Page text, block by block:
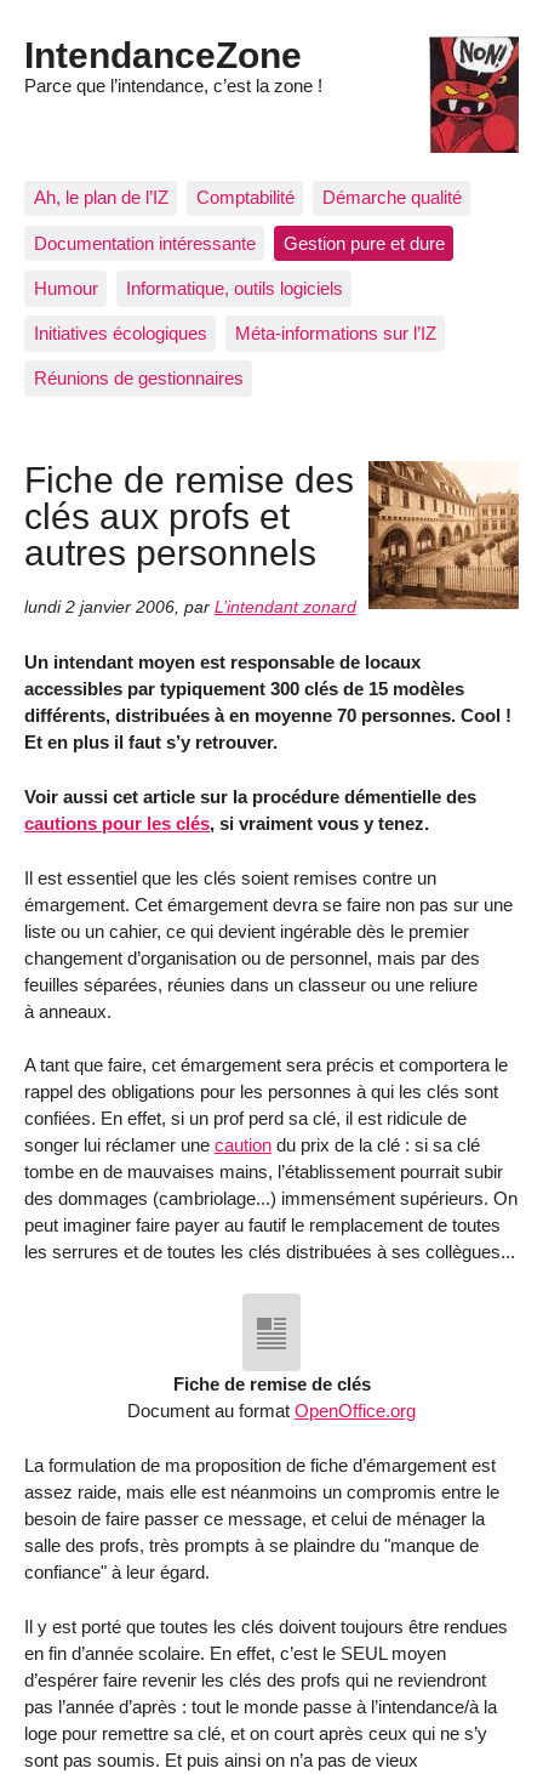
IntendanceZone
Parce que l’intendance, c’est la zone !
Ah, le plan de l’IZ Comptabilité Démarche qualité
Documentation intéressante Gestion pure et dure
Humour Informatique, outils logiciels
Initiatives écologiques Méta-informations sur l’IZ
Réunions de gestionnaires
Fiche de remise des
clés aux profs et
autres personnels
lundi 2 janvier 2006 par L’intendant zonard
Un intendant moyen est responsable de locaux
accessibles par typiquement 300 clés de 15 modèles
différents, distribuées à en moyenne 70 personnes. Cool !
Et en plus il faut s’y retrouver.
Voir aussi cet article sur la procédure démentielle des
cautions pour les clés, si vraiment vous y tenez.
Il est essentiel que les clés soient remises contre un
émargement. Cet émargement devra se faire non pas sur une
liste ou un cahier, ce qui devient ingérable dès le premier
changement d’organisation ou de personnel, mais par des
feuilles séparées, réunies dans un classeur ou une reliure
à anneaux.
A tant que faire, cet émargement sera précis et comportera le
rappel des obligations pour les personnes à qui les clés sont
confiées. En effet, si un prof perd sa clé, il est ridicule de
songer lui réclamer une caution du prix de la clé : si sa clé
tombe en de mauvaises mains, l’établissement pourrait subir
des dommages (cambriolage...) immensément supérieurs. On
peut imaginer faire payer au fautif le remplacement de toutes
les serrures et de toutes les clés distribuées à ses collègues...
Fiche de remise de clés
Document au format OpenOffice.org
La formulation de ma proposition de fiche d’émargement est
assez raide, mais elle est néanmoins un compromis entre le
besoin de faire passer ce message, et celui de ménager la
salle des profs, très prompts à se plaindre du "manque de
confiance" à leur égard.
Il y est porté que toutes les clés doivent toujours être rendues
en fin d’année scolaire. En effet, c’est le SEUL moyen
d’espérer faire revenir les clés des profs qui ne reviendront
pas l’année d’après : tout le monde passe à l’intendance/à la
loge pour remettre sa clé, et on court après ceux qui ne s’y
sont pas soumis. Et puis ainsi on n’a pas de vieux